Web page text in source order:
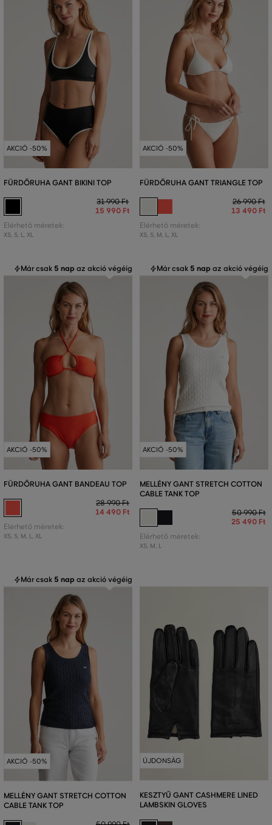
AKCIÓ -50%
FÜRDŐRUHA GANT BIKINI TOP
31 990 Ft
15 990 Ft
Elérhető méretek:
XS, S, L, XL
AKCIÓ -50%
FÜRDŐRUHA GANT TRIANGLE TOP
26 990 Ft
13 490 Ft
Elérhető méretek:
XS, S, M, L, XL
Már csak 5 nap az akció végéig
AKCIÓ -50%
FÜRDŐRUHA GANT BANDEAU TOP
28 990 Ft
14 490 Ft
Elérhető méretek:
XS, S, M, L, XL
Már csak 5 nap az akció végéig
AKCIÓ -50%
MELLÉNY GANT STRETCH COTTON
CABLE TANK TOP
50 990 Ft
25 490 Ft
Elérhető méretek:
XS, M, L
Már csak 5 nap az akció végéig
AKCIÓ -50%
MELLÉNY GANT STRETCH COTTON
CABLE TANK TOP
ÚJDONSÁG
KESZTYŰ GANT CASHMERE LINED
LAMBSKIN GLOVES